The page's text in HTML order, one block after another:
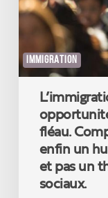
IMMIGRATION
un
fléau.
Comprendre
cela
permet
enfin
humaniste
dans
réelle
fléau.
enfin un
et pas un
sociaux.